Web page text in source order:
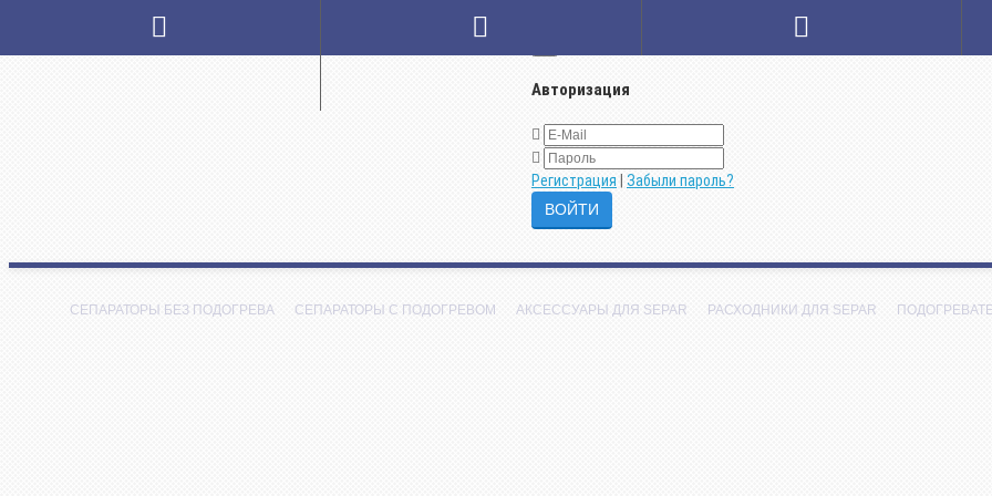
Авторизация
Регистрация Забыли пароль?
СЕПАРАТОРЫ БЕЗ ПОДОГРЕВА СЕПАРАТОРЫ С ПОДОГРЕВОМ АКСЕССУАРЫ ДЛЯ SEPAR РАСХОДНИКИ ДЛЯ SEPAR